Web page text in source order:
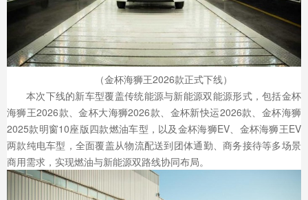
（金杯海狮王2026款正式下线）
本次下线的新车型覆盖传统能源与新能源双能源形式，包括金杯
海狮王2026款、金杯大海狮2026款、金杯新快运2026款、金杯海狮
2025款明窗10座版四款燃油车型，以及金杯海狮EV、金杯海狮王EV
两款纯电车型，全面覆盖从物流配送到团体通勤、商务接待等多场景
商用需求，实现燃油与新能源双路线协同布局。